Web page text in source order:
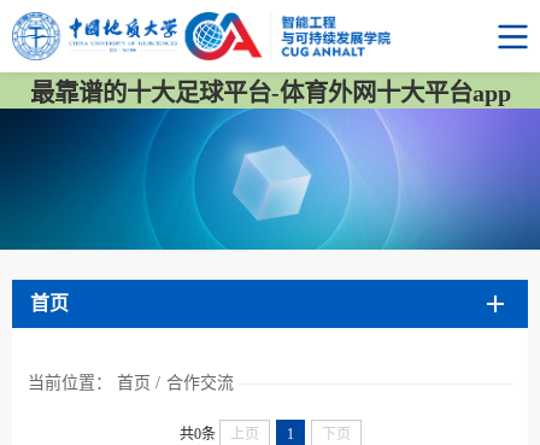
最靠谱的十大足球平台-体育外网十大平台app
首页
当前位置： 首页 / 合作交流
共0条 上页 1 下页